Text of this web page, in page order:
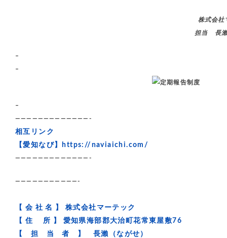
株式会社
担当 長
–
–
–
—————————————-
相互リンク
【愛知なび】
https://naviaichi.com/
—————————————-
———————————-
【 会 社 名 】 株式会社マーテック
【 住 所 】 愛知県海部郡大治町花常東屋敷76
【 担 当 者 】 長瀨（ながせ）